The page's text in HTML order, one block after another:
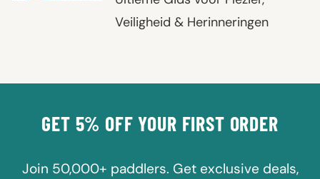
Veiligheid & Herinneringen
GET 5% OFF YOUR FIRST ORDER
Join 50,000+ paddlers. Get exclusive deals,